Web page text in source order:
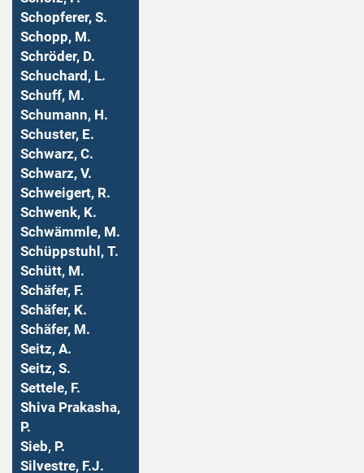
Schopferer, S.
Schopp, M.
Schröder, D.
Schuchard, L.
Schuff, M.
Schumann, H.
Schuster, E.
Schwarz, C.
Schwarz, V.
Schweigert, R.
Schwenk, K.
Schwämmle, M.
Schüppstuhl, T.
Schütt, M.
Schäfer, F.
Schäfer, K.
Schäfer, M.
Seitz, A.
Seitz, S.
Settele, F.
Shiva Prakasha,
P.
Sieb, P.
Silvestre, F.J.